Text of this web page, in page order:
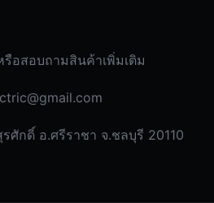
รือสอบถามสินค้าเพิ่มเติม
ศักดิ์ อ.ศรีราชา จ.ชลบุรี 20110